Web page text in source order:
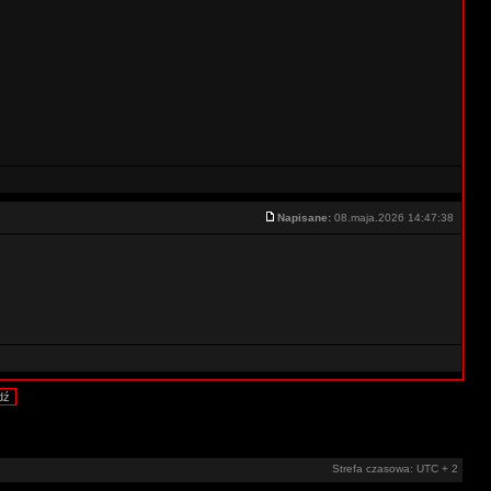
Napisane: 08.maja.2026 14:47:38
Strefa czasowa: UTC + 2